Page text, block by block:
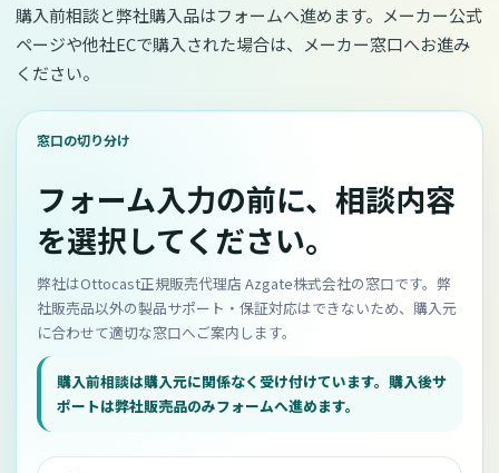
購入前相談と弊社購入品はフォームへ進めます。メーカー公式
ページや他社ECで購入された場合は、メーカー窓口へお進み
ください。
窓口の切り分け
フォーム入力の前に、相談内容
を選択してください。
弊社はOttocast正規販売代理店 Azgate株式会社の窓口です。弊
社販売品以外の製品サポート・保証対応はできないため、購入元
に合わせて適切な窓口へご案内します。
購入前相談は購入元に関係なく受け付けています。購入後サ
ポートは弊社販売品のみフォームへ進めます。